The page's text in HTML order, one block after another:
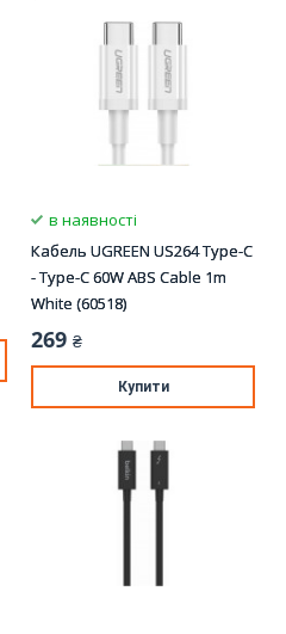
в наявності
Кабель UGREEN US264 Type-C
- Type-C 60W ABS Cable 1m
White (60518)
269 ₴
Купити